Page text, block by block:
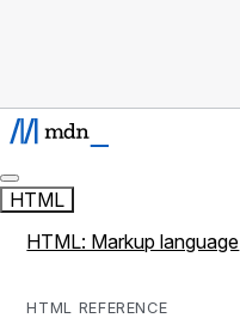
HTML
HTML: Markup language
HTML REFERENCE